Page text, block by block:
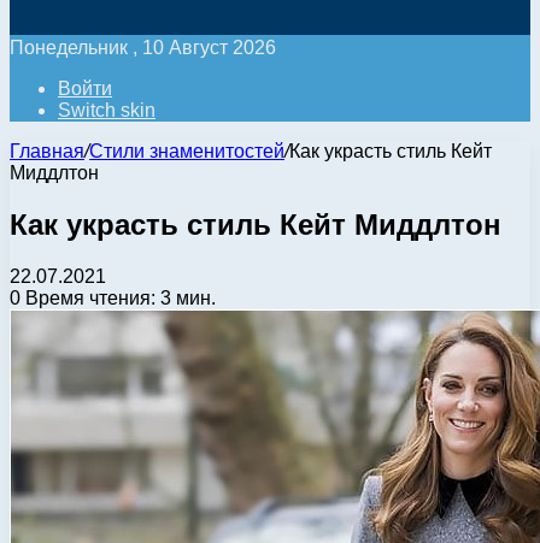
Понедельник , 10 Август 2026
Войти
Switch skin
Главная/Стили знаменитостей/Как украсть стиль Кейт
Миддлтон
Как украсть стиль Кейт Миддлтон
22.07.2021
0 Время чтения: 3 мин.